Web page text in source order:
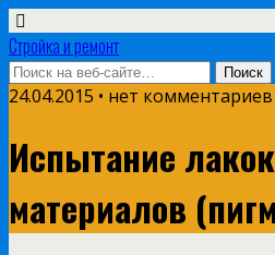
Стройка и ремонт
24.04.2015 • нет комментариев
Испытание
материалов